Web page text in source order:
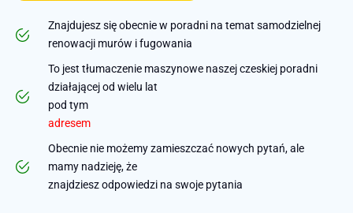
Znajdujesz się obecnie w poradni na temat samodzielnej
renowacji murów i fugowania
To jest tłumaczenie maszynowe naszej czeskiej poradni
działającej od wielu lat
pod tym
adresem
Obecnie nie możemy zamieszczać nowych pytań, ale
mamy nadzieję, że
znajdziesz odpowiedzi na swoje pytania